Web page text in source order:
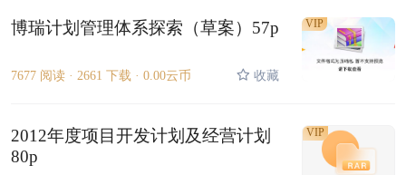
博瑞计划管理体系探索（草案）57p
7677 阅读 · 2661 下载 · 0.00云币 收藏
VIP
2012年度项目开发计划及经营计划
80p
VIP